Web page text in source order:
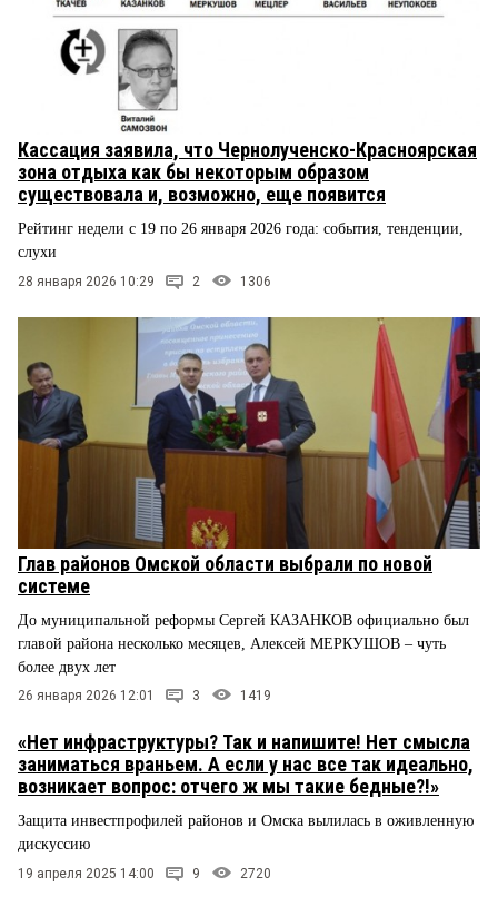
Кассация заявила, что Чернолученско-Красноярская
зона отдыха как бы некоторым образом
существовала и, возможно, еще появится
Рейтинг недели с 19 по 26 января 2026 года: события, тенденции,
слухи
28 января 2026 10:29 2 1306
Глав районов Омской области выбрали по новой
системе
До муниципальной реформы Сергей КАЗАНКОВ официально был
главой района несколько месяцев, Алексей МЕРКУШОВ – чуть
более двух лет
26 января 2026 12:01 3 1419
«Нет инфраструктуры? Так и напишите! Нет смысла
заниматься враньем. А если у нас все так идеально,
возникает вопрос: отчего ж мы такие бедные?!»
Защита инвестпрофилей районов и Омска вылилась в оживленную
дискуссию
19 апреля 2025 14:00 9 2720